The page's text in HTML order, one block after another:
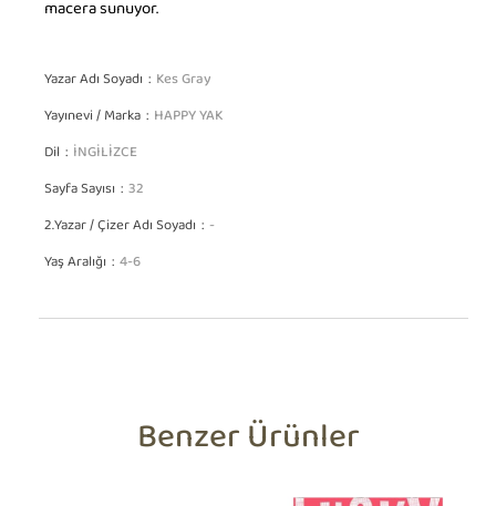
macera sunuyor.
Yazar Adı Soyadı Kes Gray
Yayınevi / Marka HAPPY YAK
Dil İNGİLİZCE
Sayfa Sayısı 32
2.Yazar / Çizer Adı Soyadı -
Yaş Aralığı 4-6
Benzer Ürünler